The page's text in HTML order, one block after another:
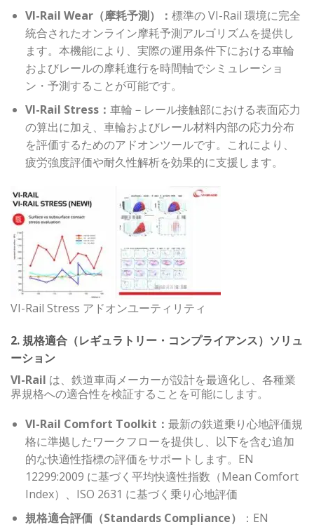
VI-Rail Wear（摩耗予測）： 標準の VI-Rail 環境に完全
統合されたオンライン摩耗予測アルゴリズムを提供し
ます。本機能により、実際の運用条件下における車輪
およびレールの摩耗進行を時間軸でシミュレーショ
ン・予測することが可能です。
VI-Rail Stress： 車輪－レール接触部における表面応力
の算出に加え、車輪およびレール材料内部の応力分布
を評価するためのアドオンツールです。これにより、
疲労強度評価や耐久性解析を効果的に支援します。
VI-Rail Stress アドオンユーティリティ
2. 規格適合（レギュラトリー・コンプライアンス）ソリュ
ーション
VI-Rail は、鉄道車両メーカーが設計を最適化し、各種業
界規格への適合性を検証することを可能にします。
VI-Rail Comfort Toolkit： 最新の鉄道乗り心地評価規
格に準拠したワークフローを提供し、以下を含む追加
的な快適性指標の評価をサポートします。EN
12299:2009 に基づく平均快適性指数（Mean Comfort
Index）、ISO 2631 に基づく乗り心地評価
規格適合評価（Standards Compliance）
：EN